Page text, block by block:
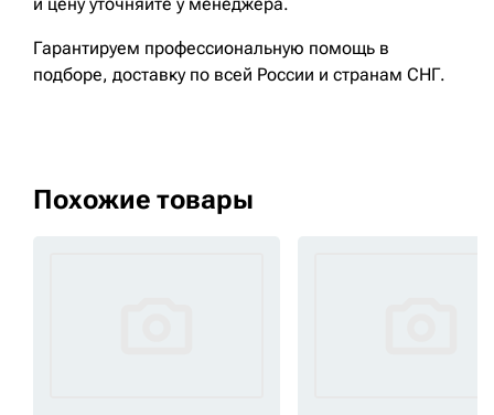
Гарантируем профессиональную помощь в
подборе, доставку по всей России и странам СНГ.
Похожие товары